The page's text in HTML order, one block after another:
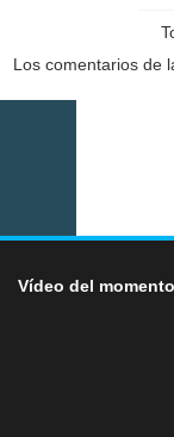
Los comentarios de
Vídeo del